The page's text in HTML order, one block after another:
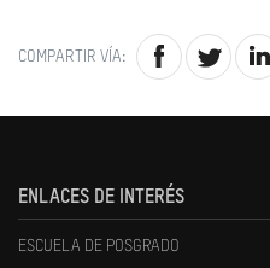
COMPARTIR VÍA:
ENLACES DE INTERÉS
ESCUELA DE POSGRADO